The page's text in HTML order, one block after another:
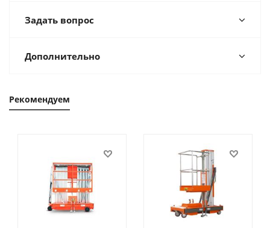
Задать вопрос
Дополнительно
Рекомендуем